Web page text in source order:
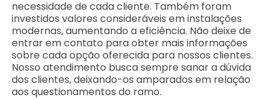
necessidade de cada cliente. Também foram
investidos valores consideráveis em instalações
modernas, aumentando a eficiência. Não deixe de
entrar em contato para obter mais informações
sobre cada opção oferecida para nossos clientes.
Nosso atendimento busca sempre sanar a dúvida
dos clientes, deixando-os amparados em relação
aos questionamentos do ramo.